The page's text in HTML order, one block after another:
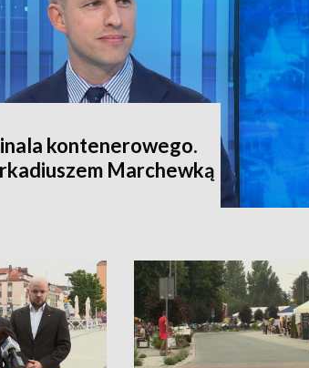
kontenerowego.
Marchewką